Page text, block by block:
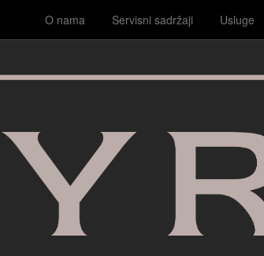
O nama Servisni sadržaji Usluge